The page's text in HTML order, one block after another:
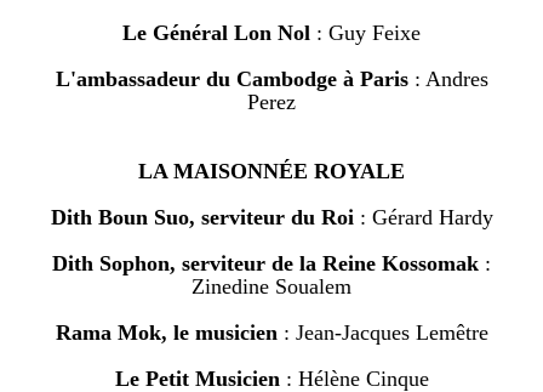
Le Général Lon Nol : Guy Feixe
L'ambassadeur du Cambodge à Paris : Andres
Perez
LA MAISONNÉE ROYALE
Dith Boun Suo, serviteur du Roi : Gérard Hardy
Dith Sophon, serviteur de la Reine Kossomak :
Zinedine Soualem
Rama Mok, le musicien : Jean-Jacques Lemêtre
Le Petit Musicien : Hélène Cinque